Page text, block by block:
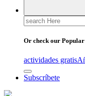
Search
for:
Or check our
actividades gratis
Subscríbete